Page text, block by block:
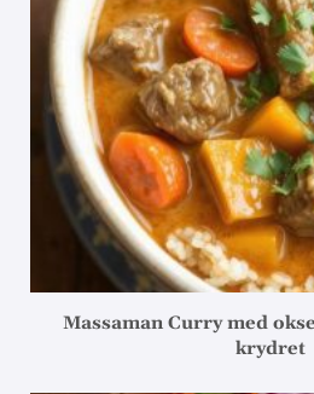
Massaman Curry med
krydret